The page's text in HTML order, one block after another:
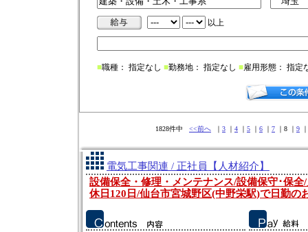
以上
■職種： 指定なし ■勤務地： 指定なし ■雇用形態： 指定
1828件中 <<前へ ｜ 3 ｜ 4 ｜ 5 ｜ 6 ｜ 7 ｜8 ｜ 9 ｜
電気工事関連 / 正社員【人材紹介】
設備保全・修理・メンテナンス/設備保守･保全
休日120日/仙台市宮城野区(中野栄駅)で日勤の